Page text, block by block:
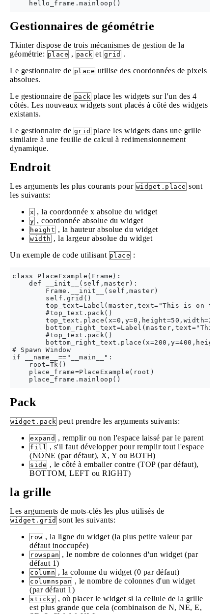
Gestionnaires de géométrie
Tkinter dispose de trois mécanismes de gestion de la
géométrie: place , pack et grid .
Le gestionnaire de place utilise des coordonnées de pixels
absolues.
Le gestionnaire de pack place les widgets sur l'un des 4
côtés. Les nouveaux widgets sont placés à côté des widgets
existants.
Le gestionnaire de grid place les widgets dans une grille
similaire à une feuille de calcul à redimensionnement
dynamique.
Endroit
Les arguments les plus courants pour widget.place sont
les suivants:
x , la coordonnée x absolue du widget
y , coordonnée absolue du widget
height , la hauteur absolue du widget
width , la largeur absolue du widget
Un exemple de code utilisant place :
class PlaceExample(Frame):
    def __init__(self,master):
        Frame.__init__(self,master)
        self.grid()
top_text=Label(master,text="This is on
        #top_text.pack()
        #top_text.pack()
# Spawn Window
if __name__=="__main__":
    root=Tk()
    place_frame=PlaceExample(root)
Pack
widget.pack peut prendre les arguments suivants:
expand , remplir ou non l'espace laissé par le parent
fill , s'il faut développer pour remplir tout l'espace
(NONE (par défaut), X, Y ou BOTH)
side , le côté à emballer contre (TOP (par défaut),
BOTTOM, LEFT ou RIGHT)
la grille
Les arguments de mots-clés les plus utilisés de
widget.grid sont les suivants:
row , la ligne du widget (la plus petite valeur par
défaut inoccupée)
rowspan , le nombre de colonnes d'un widget (par
défaut 1)
column , la colonne du widget (0 par défaut)
columnspan , le nombre de colonnes d'un widget
(par défaut 1)
sticky , où placer le widget si la cellule de la grille
est plus grande que cela (combinaison de N, NE, E,